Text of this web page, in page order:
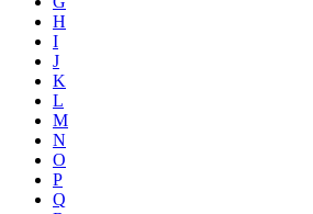
H
I
J
K
L
M
N
O
P
Q